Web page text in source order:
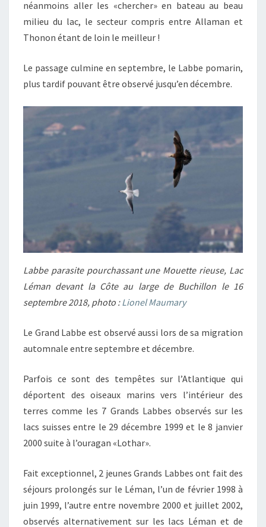
néanmoins aller les «chercher» en bateau au beau
milieu du lac, le secteur compris entre Allaman et
Thonon étant de loin le meilleur !
Le passage culmine en septembre, le Labbe pomarin,
plus tardif pouvant être observé jusqu’en décembre.
Labbe parasite pourchassant une Mouette rieuse, Lac
Léman devant la Côte au large de Buchillon le 16
septembre 2018, photo :Lionel Maumary
Le Grand Labbe est observé aussi lors de sa migration
automnale entre septembre et décembre.
Parfois ce sont des tempêtes sur l’Atlantique qui
déportent des oiseaux marins vers l’intérieur des
terres comme les 7 Grands Labbes observés sur les
lacs suisses entre le 29 décembre 1999 et le 8 janvier
2000 suite à l’ouragan «Lothar».
Fait exceptionnel, 2 jeunes Grands Labbes ont fait des
séjours prolongés sur le Léman, l’un de février 1998 à
juin 1999, l’autre entre novembre 2000 et juillet 2002,
observés alternativement sur les lacs Léman et de